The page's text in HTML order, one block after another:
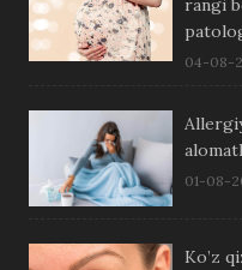
04-08-
01-08-
Ko’z